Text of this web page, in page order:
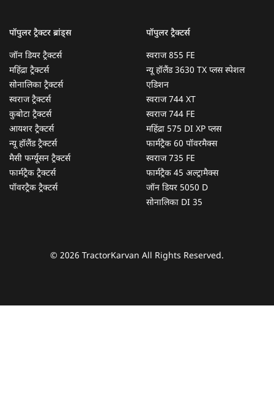
पॉपुलर ट्रैक्टर ब्रांड्स
जॉन डियर ट्रैक्टर्स
महिंद्रा ट्रैक्टर्स
सोनालिका ट्रैक्टर्स
स्वराज ट्रैक्टर्स
कुबोटा ट्रैक्टर्स
आयशर ट्रैक्टर्स
न्यू हॉलैंड ट्रैक्टर्स
मैसी फर्ग्यूसन ट्रैक्टर्स
फार्मट्रैक ट्रैक्टर्स
पॉवरट्रैक ट्रैक्टर्स
पॉपुलर ट्रैक्टर्स
स्वराज 855 FE
न्यू हॉलैंड 3630 TX प्लस स्पेशल
एडिशन
स्वराज 744 XT
स्वराज 744 FE
महिंद्रा 575 DI XP प्लस
फार्मट्रैक 60 पॉवरमैक्स
स्वराज 735 FE
फार्मट्रैक 45 अल्ट्रामैक्स
जॉन डियर 5050 D
सोनालिका DI 35
© 2026 TractorKarvan All Rights Reserved.